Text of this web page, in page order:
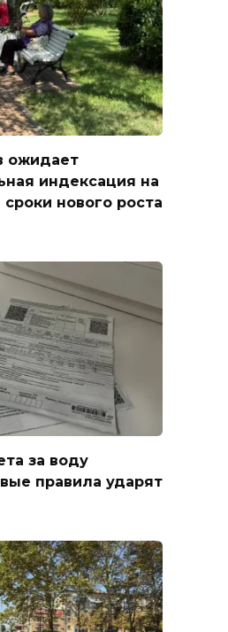
ожидает
индексация на
сроки нового роста
за воду
правила ударят